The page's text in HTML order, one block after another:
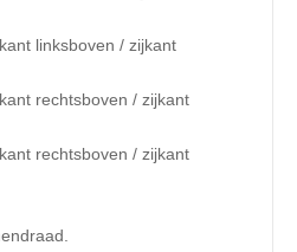
linksboven / zijkant
rechtsboven / zijkant
rechtsboven / zijkant